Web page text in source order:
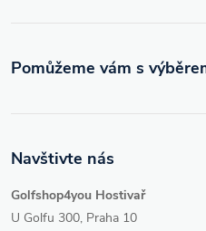
Navštivte nás
Golfshop4you Hostivař
U Golfu 300, Praha 10
Pomůžeme vám s